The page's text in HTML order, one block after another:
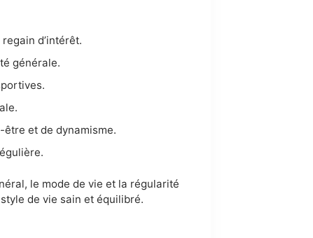
d’intérêt.
générale.
et de dynamisme.
le mode de vie et la régularité
de vie sain et équilibré.